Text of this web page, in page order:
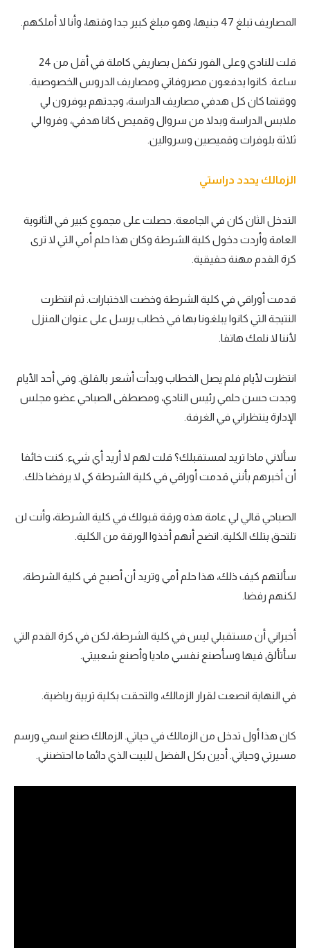
المصاريف تبلغ 47 جنيها، وهو مبلغ كبير جدا وقتها، وأنا لا أملكهم.
قلت للنادي وعلى الفور تكفل بصاريفي كاملة في أقل من 24
ساعة. كانوا يدفعون مصروفاتي ومصاريف الدروس الخصوصية.
ووقتما كان كل هدفي مصاريف الدراسة، وجدتهم يوفرون لي
ملابس الدراسة وبدلا من سروال وقميص كانا هدفي، وفروا لي
ثلاثة بلوفرات وقميصين وسروالين.
الزمالك يحدد دراستي
التدخل الثان كان في الجامعة. حصلت على مجموع كبير في الثانوية
العامة وأردت دخول كلية الشرطة وكان هذا حلم أمي التي لا ترى
كرة القدم مهنة حقيقية.
قدمت أوراقي في كلية الشرطة وخضت الاختبارات. ثم انتظرت
النتيجة التي كانوا يبلغونا بها في خطاب يرسل على عنوان المنزل
لأننا لا نلمك هاتفا.
انتظرت لأيام فلم يصل الخطاب وبدأت أشعر بالقلق. وفي أحد الأيام
وجدت حسن حلمي رئيس النادي، ومصطفى الصباحي عضو مجلس
الإدارة ينتظراني في الغرفة.
سألاني ماذا تريد لمستقبلك؟ قلت لهم لا أريد أي شيء. كنت خائفا
أن أخبرهم بأنني قدمت أوراقي في كلية الشرطة كي لا يرفضا ذلك.
الصباحي قالي لي عامة هذه ورقة قبولك في كلية الشرطة، وأنت لن
تلتحق بتلك الكلية. اتضح أنهم أخذوا الورقة من الكلية.
سألتهم كيف ذلك، هذا حلم أمي وتريد أن أصبح في كلية الشرطة،
لكنهم رفضا.
أخبراني أن مستقبلي ليس في كلية الشرطة، لكن في كرة القدم التي
سأتألق فيها وسأصنع نفسي ماديا وأصنع شعبيتي.
في النهاية انصعت لقرار الزمالك، والتحقت بكلية تربية رياضية.
كان هذا أول تدخل من الزمالك في حياتي. الزمالك صنع اسمي ورسم
مسيرتي وحياتي. أدين بكل الفضل للبيت الذي دائما ما احتضنني.